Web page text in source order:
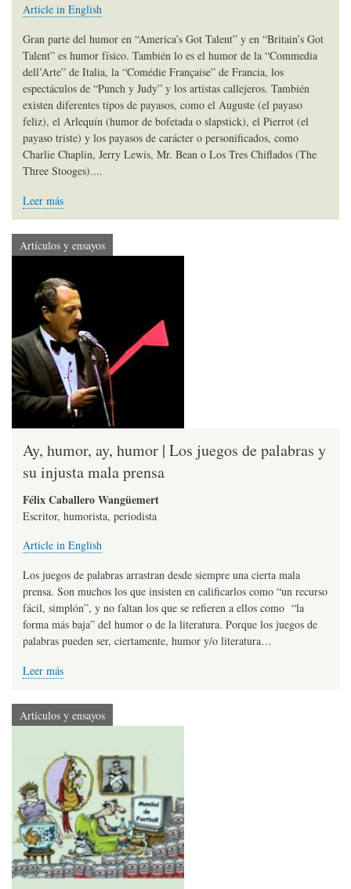
Article in English
Gran parte del humor en “America’s Got Talent” y en “Britain’s Got
Talent” es humor físico. También lo es el humor de la “Commedia
dell’Arte” de Italia, la “Comédie Française” de Francia, los
espectáculos de “Punch y Judy” y los artistas callejeros. También
existen diferentes tipos de payasos, como el Auguste (el payaso
feliz), el Arlequín (humor de bofetada o slapstick), el Pierrot (el
payaso triste) y los payasos de carácter o personificados, como
Charlie Chaplin, Jerry Lewis, Mr. Bean o Los Tres Chiflados (The
Three Stooges)....
Leer más
Artículos y ensayos
Ay, humor, ay, humor | Los juegos de palabras y
su injusta mala prensa
Félix Caballero Wangüemert
Escritor, humorista, periodista
Article in English
Los juegos de palabras arrastran desde siempre una cierta mala
prensa. Son muchos los que insisten en calificarlos como “un recurso
fácil, simplón”, y no faltan los que se refieren a ellos como “la
forma más baja” del humor o de la literatura. Porque los juegos de
palabras pueden ser, ciertamente, humor y/o literatura…
Leer más
Artículos y ensayos